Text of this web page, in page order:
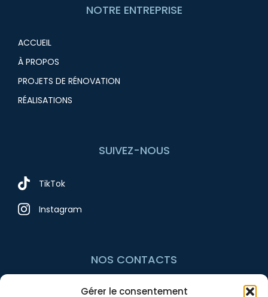
Gérer le consentement
NOTRE ENTREPRISE
ACCUEIL
À PROPOS
PROJETS DE RÉNOVATION
RÉALISATIONS
SUIVEZ-NOUS
TikTok
Instagram
NOS CONTACTS
+33 7 54 10 97 74